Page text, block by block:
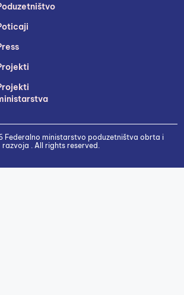
Federalno ministarstvo poduzetništva obrta i
razvoja . All rights reserved.